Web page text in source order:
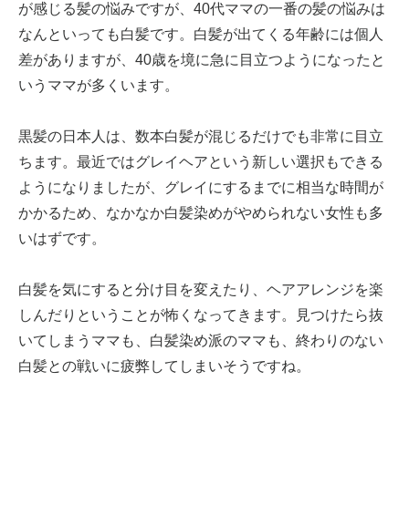
が感じる髪の悩みですが、40代ママの一番の髪の悩みは
なんといっても白髪です。白髪が出てくる年齢には個人
差がありますが、40歳を境に急に目立つようになったと
いうママが多くいます。
黒髪の日本人は、数本白髪が混じるだけでも非常に目立
ちます。最近ではグレイヘアという新しい選択もできる
ようになりましたが、グレイにするまでに相当な時間が
かかるため、なかなか白髪染めがやめられない女性も多
いはずです。
白髪を気にすると分け目を変えたり、ヘアアレンジを楽
しんだりということが怖くなってきます。見つけたら抜
いてしまうママも、白髪染め派のママも、終わりのない
白髪との戦いに疲弊してしまいそうですね。